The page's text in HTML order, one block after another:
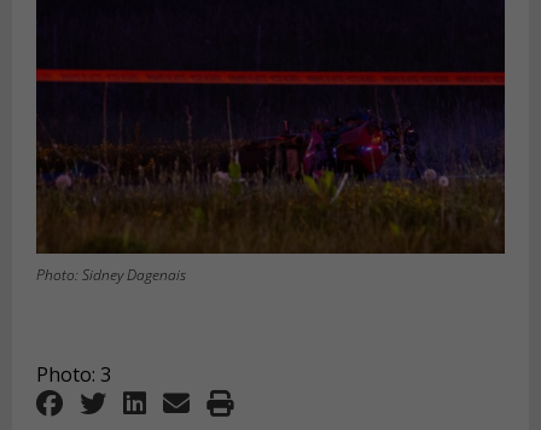
Photo: Sidney Dagenais
Photo: 3